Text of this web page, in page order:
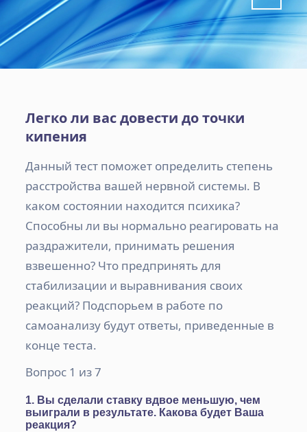
Легко ли вас довести до точки
кипения
Данный тест поможет определить степень
расстройства вашей нервной системы. В
каком состоянии находится психика?
Способны ли вы нормально реагировать на
раздражители, принимать решения
взвешенно? Что предпринять для
стабилизации и выравнивания своих
реакций? Подспорьем в работе по
самоанализу будут ответы, приведенные в
конце теста.
Вопрос 1 из 7
1. Вы сделали ставку вдвое меньшую, чем
выиграли в результате. Какова будет Ваша
реакция?